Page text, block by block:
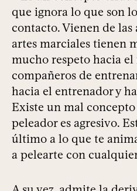
que ignora lo que son
contacto. Vienen de las
artes marciales tienen
mucho respeto hacia
compañeros de
hacia el entrenador y
Existe un mal
peleador es agresivo.
último a lo que te
a pelearte con